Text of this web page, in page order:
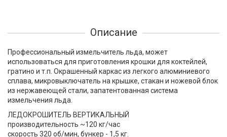
Описание
Профессиональный измельчитель льда, может
использоваться для приготовления крошки для коктейлей,
гратино и т.п. Окрашенный каркас из легкого алюминиевого
сплава, микровыключатель на крышке, стакан и ножевой блок
из нержавеющей стали, запатентованная система
измельчения льда.
ЛЕДОКРОШИТЕЛЬ ВЕРТИКАЛЬНЫЙ
производительность ~120 кг/час
скорость 320 об/мин, бункер - 1,5 кг.